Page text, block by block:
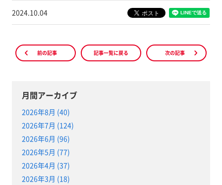
2024.10.04
前の記事 記事一覧に戻る 次の記事
月間アーカイブ
2026年8月 (40)
2026年7月 (124)
2026年6月 (96)
2026年5月 (77)
2026年4月 (37)
2026年3月 (18)